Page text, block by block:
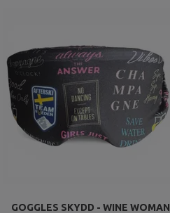
GOGGLES SKYDD - WINE WOMAN